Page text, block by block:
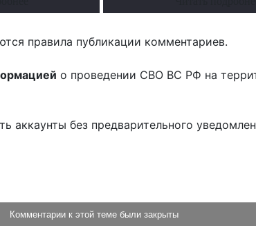
правила публикации комментариев.
о проведении СВО ВС РФ на
аккаунты без предварительного
Комментарии к этой теме были закрыты